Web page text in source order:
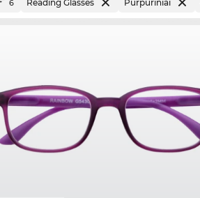
6 Reading Glasses Purpuriniai